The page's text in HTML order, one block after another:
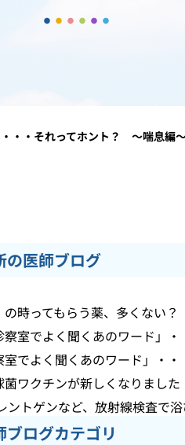
・・・それってホント？ ～喘息編
の医師ブログ
の時ってもらう薬、多くない
察室でよく聞くあのワード」
室でよく聞くあのワード」・
菌ワクチンが新しくなりまし
ントゲンなど、放射線検査で
ブログカテゴリ